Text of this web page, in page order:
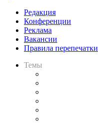
Редакция
Конференции
Реклама
Вакансии
Правила перепечатки
Темы